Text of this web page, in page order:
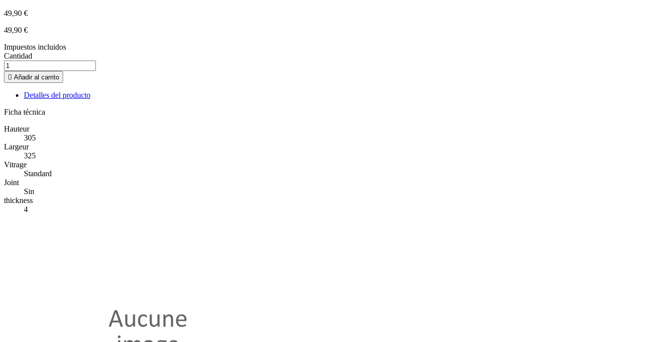
49,90 €
49,90 €
Impuestos incluidos
Cantidad
 Añadir al carrito
Detalles del producto
Ficha técnica
Hauteur
305
Largeur
325
Vitrage
Standard
Joint
Sin
thickness
4